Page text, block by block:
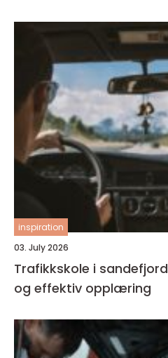
inspiration
03. July 2026
Trafikkskole i sandefjord slik finner du trygg
og effektiv opplæring